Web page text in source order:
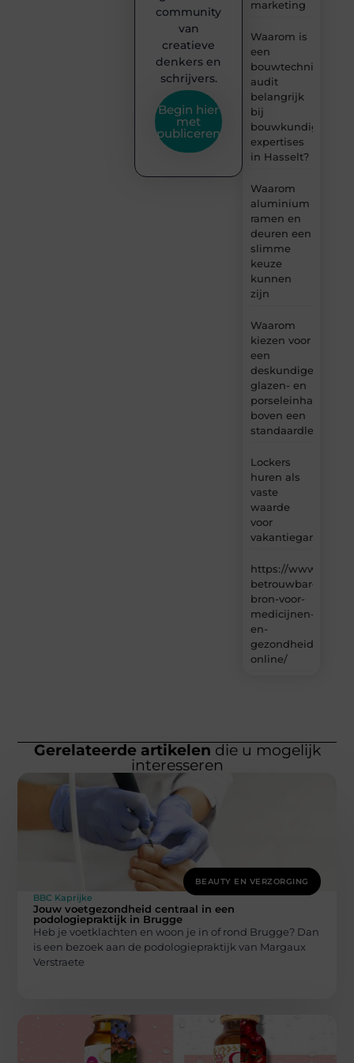
marketing
Waarom is
een
bouwtechnische
audit
belangrijk
bij
bouwkundige
expertises
in Hasselt?
Waarom
aluminium
ramen en
deuren een
slimme
keuze
kunnen
zijn
Waarom
kiezen voor
een
deskundige
glazen- en
porseleinhandelaar
boven een
Lockers
huren als
vaste
waarde
voor
vakantiegangers
https://
betrouwbare-
bron-voor-
medicijnen-
en-
online/
community
van
creatieve
denkers en
schrijvers.
Begin hier
met
publiceren
Gerelateerde artikelen die u mogelijk
interesseren
BEAUTY EN VERZORGING
BBC Kaprijke
Jouw voetgezondheid centraal in een
podologiepraktijk in Brugge
Heb je voetklachten en woon je in of rond Brugge? Dan
is een bezoek aan de podologiepraktijk van Margaux
Verstraete